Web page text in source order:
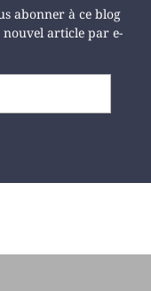
abonner à ce blog
article par e-